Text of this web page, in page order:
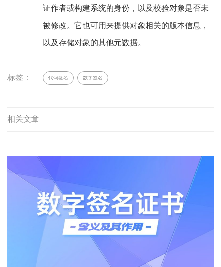
证作者或构建系统的身份，以及校验对象是否未
被修改。它也可用来提供对象相关的版本信息，
以及存储对象的其他元数据。
标签： 代码签名 数字签名
相关文章